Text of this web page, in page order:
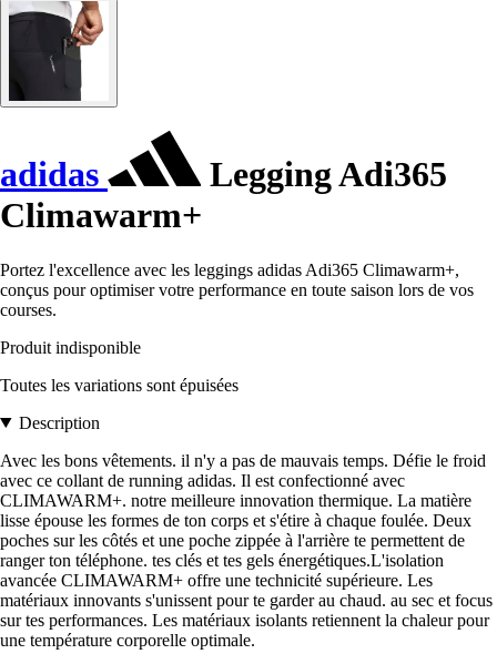
adidas
Legging Adi365
Climawarm+
Portez l'excellence avec les leggings adidas Adi365 Climawarm+,
conçus pour optimiser votre performance en toute saison lors de vos
courses.
Produit indisponible
Toutes les variations sont épuisées
Description
Avec les bons vêtements. il n'y a pas de mauvais temps. Défie le froid
avec ce collant de running adidas. Il est confectionné avec
CLIMAWARM+. notre meilleure innovation thermique. La matière
lisse épouse les formes de ton corps et s'étire à chaque foulée. Deux
poches sur les côtés et une poche zippée à l'arrière te permettent de
ranger ton téléphone. tes clés et tes gels énergétiques.L'isolation
avancée CLIMAWARM+ offre une technicité supérieure. Les
matériaux innovants s'unissent pour te garder au chaud. au sec et focus
sur tes performances. Les matériaux isolants retiennent la chaleur pour
une température corporelle optimale.